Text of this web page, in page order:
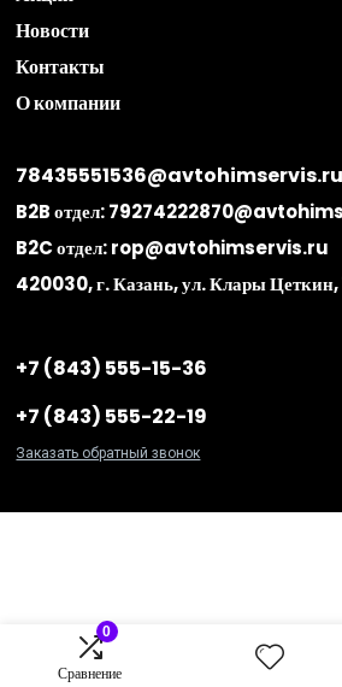
0
Сравнение
Новости
Контакты
О компании
78435551536@avtohimservis.ru
B2B отдел:
B2C отдел:rop@avtohimservis.ru
420030, г. Казань, ул. Клары Цеткин,
+7 (843) 555-15-36
+7 (843) 555-22-19
Заказать обратный звонок